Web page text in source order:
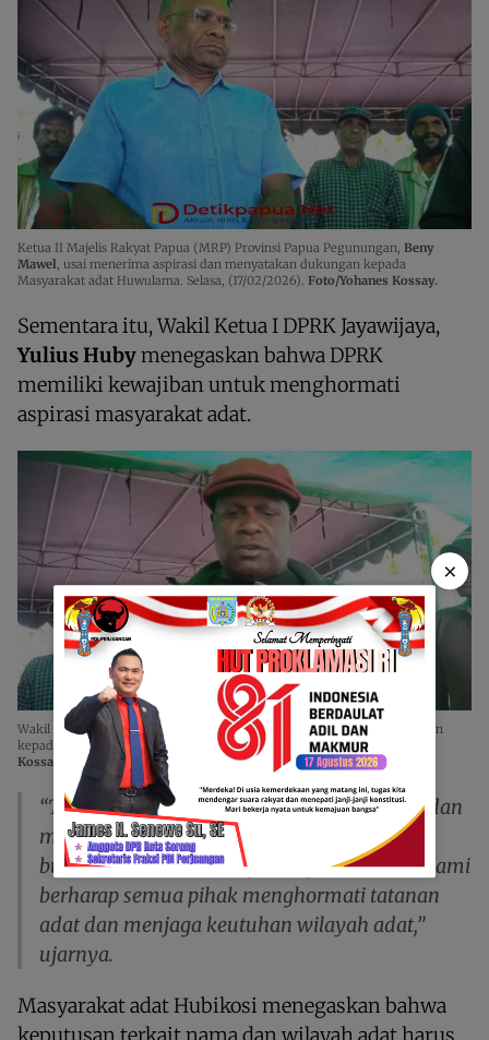
Ketua II Majelis Rakyat Papua (MRP) Provinsi Papua Pegunungan, Beny
Mawel, usai menerima aspirasi dan menyatakan dukungan kepada
Masyarakat adat Huwulama. Selasa, (17/02/2026). Foto/Yohanes Kossay.
Sementara itu, Wakil Ketua I DPRK Jayawijaya,
Yulius Hubymenegaskan bahwa DPRK
memiliki kewajiban untuk menghormati
aspirasi masyarakat adat.
Wakil Ketua I DPRK Jayawijaya, Yulius Huby
, saat menyatakan dukungan
kepada Masyarakat adat Huwulama. Selasa, (17/02/2026).Foto/Yohanes
Kossay.
“Tugas kami adalah mendengar, mencatat, dan
menyampaikan aspirasi masyarakat adat,
bukan memaksakan kepentingan tertentu. Kami
berharap semua pihak menghormati tatanan
adat dan menjaga keutuhan wilayah adat,”
ujarnya.
Masyarakat adat Hubikosi menegaskan bahwa
×